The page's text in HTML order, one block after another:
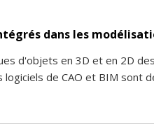
dans les
d'objets en 3D et en 2D
de CAO et BIM sont